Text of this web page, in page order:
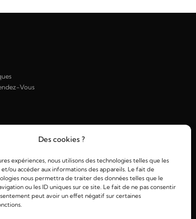
Des cookies ?
expériences, nous utilisons des technologies telles que les
ou accéder aux informations des appareils. Le fait de
nous permettra de traiter des données telles que le
ou les ID uniques sur ce site. Le fait de ne pas consentir
peut avoir un effet négatif sur certaines
Vous